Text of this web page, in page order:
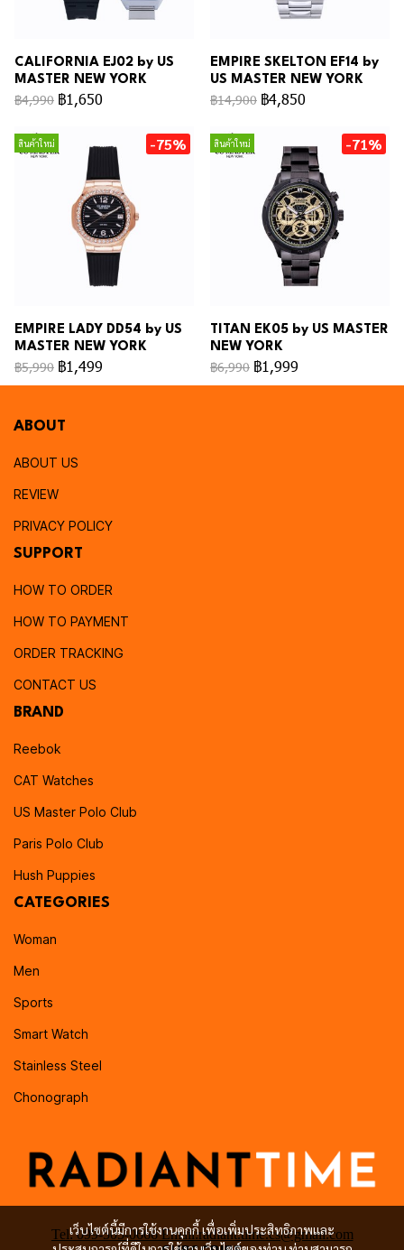
CALIFORNIA EJ02 by US
MASTER NEW YORK
฿4,990 ฿1,650
EMPIRE SKELTON EF14 by
US MASTER NEW YORK
฿14,900 ฿4,850
สินค้าใหม่ -75%
EMPIRE LADY DD54 by US
MASTER NEW YORK
฿5,990 ฿1,499
สินค้าใหม่ -71%
TITAN EK05 by US MASTER
NEW YORK
฿6,990 ฿1,999
เว็บไซต์นี้มีการใช้งานคุกกี้ เพื่อเพิ่มประสิทธิภาพและ
ABOUT
ABOUT US
REVIEW
PRIVACY POLICY
SUPPORT
HOW TO ORDER
HOW TO PAYMENT
ORDER TRACKING
CONTACT US
BRAND
Reebok
CAT Watches
US Master Polo Club
Paris Polo Club
Hush Puppies
CATEGORIES
Woman
Men
Sports
Smart Watch
Stainless Steel
Chonograph
Tel: 099-505-0666 Email:radiant.time.cs@gmail.com